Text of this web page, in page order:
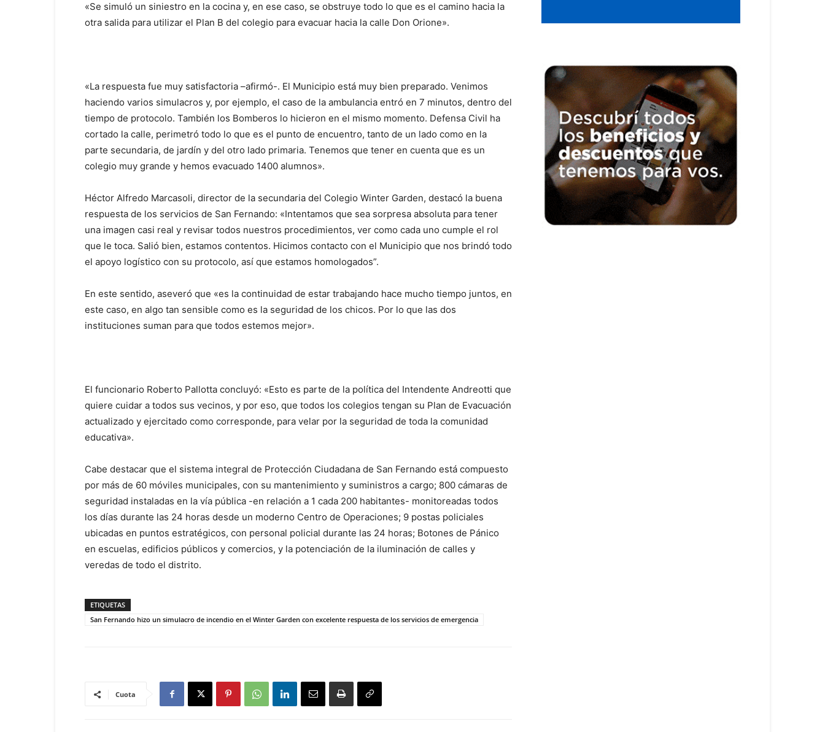
«Se simuló un siniestro en la cocina y, en ese caso, se obstruye todo lo que es el camino hacia la
otra salida para utilizar el Plan B del colegio para evacuar hacia la calle Don Orione».
«La respuesta fue muy satisfactoria –afirmó-. El Municipio está muy bien preparado. Venimos
haciendo varios simulacros y, por ejemplo, el caso de la ambulancia entró en 7 minutos, dentro del
tiempo de protocolo. También los Bomberos lo hicieron en el mismo momento. Defensa Civil ha
cortado la calle, perimetró todo lo que es el punto de encuentro, tanto de un lado como en la
parte secundaria, de jardín y del otro lado primaria. Tenemos que tener en cuenta que es un
colegio muy grande y hemos evacuado 1400 alumnos».
Héctor Alfredo Marcasoli, director de la secundaria del Colegio Winter Garden, destacó la buena
respuesta de los servicios de San Fernando: «Intentamos que sea sorpresa absoluta para tener
una imagen casi real y revisar todos nuestros procedimientos, ver como cada uno cumple el rol
que le toca. Salió bien, estamos contentos. Hicimos contacto con el Municipio que nos brindó todo
el apoyo logístico con su protocolo, así que estamos homologados”.
En este sentido, aseveró que «es la continuidad de estar trabajando hace mucho tiempo juntos, en
este caso, en algo tan sensible como es la seguridad de los chicos. Por lo que las dos
instituciones suman para que todos estemos mejor».
El funcionario Roberto Pallotta concluyó: «Esto es parte de la política del Intendente Andreotti que
quiere cuidar a todos sus vecinos, y por eso, que todos los colegios tengan su Plan de Evacuación
actualizado y ejercitado como corresponde, para velar por la seguridad de toda la comunidad
educativa».
Cabe destacar que el sistema integral de Protección Ciudadana de San Fernando está compuesto
por más de 60 móviles municipales, con su mantenimiento y suministros a cargo; 800 cámaras de
seguridad instaladas en la vía pública -en relación a 1 cada 200 habitantes- monitoreadas todos
los días durante las 24 horas desde un moderno Centro de Operaciones; 9 postas policiales
ubicadas en puntos estratégicos, con personal policial durante las 24 horas; Botones de Pánico
en escuelas, edificios públicos y comercios, y la potenciación de la iluminación de calles y
veredas de todo el distrito.
ETIQUETAS
San Fernando hizo un simulacro de incendio en el Winter Garden con excelente respuesta de los servicios de emergencia
Cuota